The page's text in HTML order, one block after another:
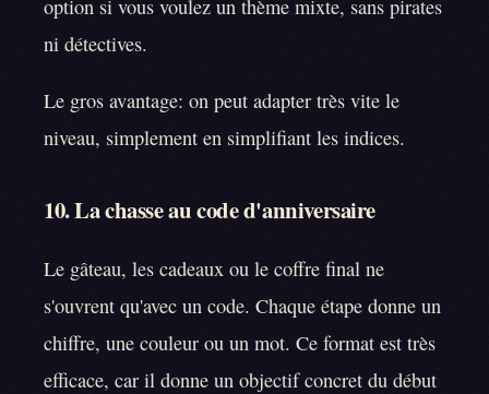
option si vous voulez un thème mixte, sans pirates
ni détectives.
Le gros avantage: on peut adapter très vite le
niveau, simplement en simplifiant les indices.
10. La chasse au code d'anniversaire
Le gâteau, les cadeaux ou le coffre final ne
s'ouvrent qu'avec un code. Chaque étape donne un
chiffre, une couleur ou un mot. Ce format est très
efficace, car il donne un objectif concret du début